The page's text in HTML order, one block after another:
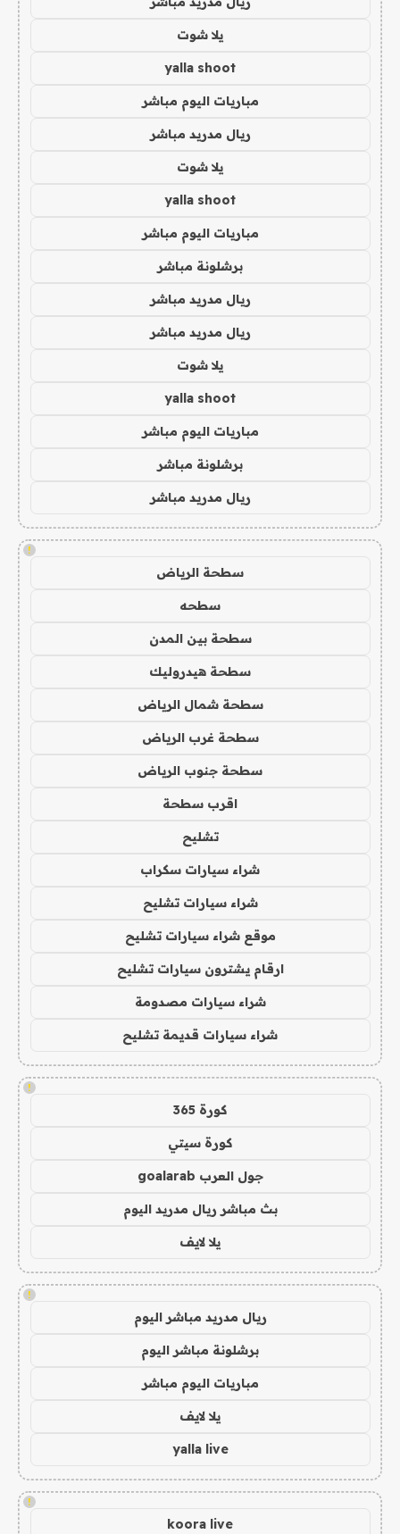
يلا شوت
yalla shoot
مباريات اليوم مباشر
ريال مدريد مباشر
يلا شوت
yalla shoot
مباريات اليوم مباشر
برشلونة مباشر
ريال مدريد مباشر
ريال مدريد مباشر
يلا شوت
yalla shoot
مباريات اليوم مباشر
برشلونة مباشر
ريال مدريد مباشر
!
سطحة الرياض
سطحه
سطحة بين المدن
سطحة هيدروليك
سطحة شمال الرياض
سطحة غرب الرياض
سطحة جنوب الرياض
اقرب سطحة
تشليح
شراء سيارات سكراب
شراء سيارات تشليح
موقع شراء سيارات تشليح
ارقام يشترون سيارات تشليح
شراء سيارات مصدومة
شراء سيارات قديمة تشليح
!
كورة 365
كورة سيتي
جول العرب goalarab
بث مباشر ريال مدريد اليوم
يلا لايف
!
ريال مدريد مباشر اليوم
برشلونة مباشر اليوم
مباريات اليوم مباشر
يلا لايف
yalla live
!
koora live